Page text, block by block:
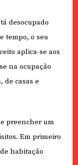
desocupado
tempo, o seu
aplica-se aos
na ocupação
de casas e
preencher um
Em primeiro
habitação